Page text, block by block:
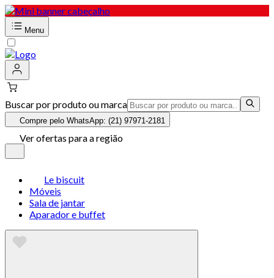
Menu
Buscar por produto ou marca
Compre pelo WhatsApp: (21) 97971-2181
Ver ofertas para a região
Le biscuit
Móveis
Sala de jantar
Aparador e buffet